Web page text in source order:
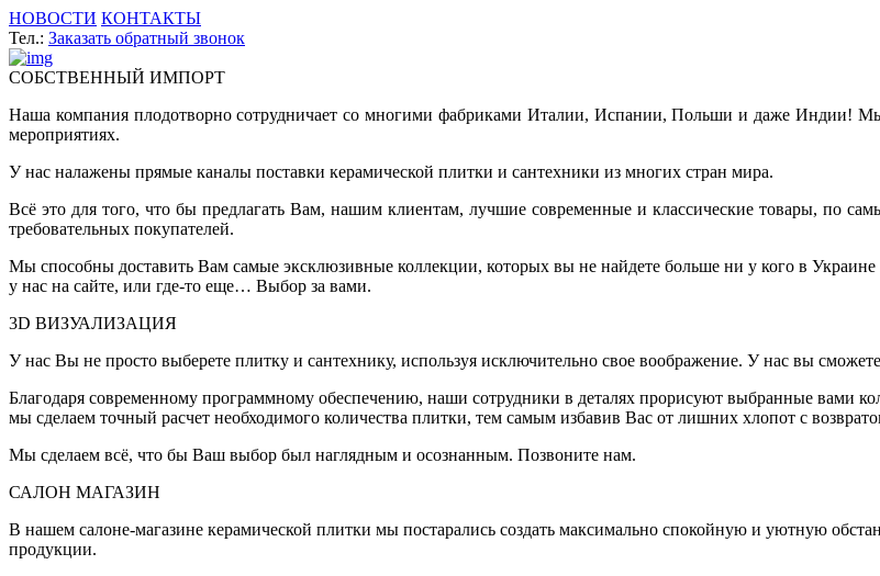
НОВОСТИ КОНТАКТЫ
Тел.: Заказать обратный звонок
СОБСТВЕННЫЙ ИМПОРТ
Наша компания плодотворно сотрудничает со многими фабриками Италии, Испании, Польши и даже Индии! Мы
мероприятиях.
У нас налажены прямые каналы поставки керамической плитки и сантехники из многих стран мира.
Всё это для того, что бы предлагать Вам, нашим клиентам, лучшие современные и классические товары, по
требовательных покупателей.
Мы способны доставить Вам самые эксклюзивные коллекции, которых вы не найдете больше ни у кого в
у нас на сайте, или где-то еще… Выбор за вами.
3D ВИЗУАЛИЗАЦИЯ
У нас Вы не просто выберете плитку и сантехнику, используя исключительно свое воображение. У нас вы
Благодаря современному программному обеспечению, наши сотрудники в деталях прорисуют выбранные вами
мы сделаем точный расчет необходимого количества плитки, тем самым избавив Вас от лишних хлопот с
Мы сделаем всё, что бы Ваш выбор был наглядным и осознанным. Позвоните нам.
САЛОН МАГАЗИН
В нашем салоне-магазине керамической плитки мы постарались создать максимально спокойную и уютную
продукции.